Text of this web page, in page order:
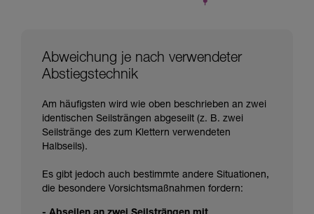
Abweichung je nach verwendeter
Abstiegstechnik
Am häufigsten wird wie oben beschrieben an zwei
identischen Seilsträngen abgeseilt (z. B. zwei
Seilstränge des zum Klettern verwendeten
Halbseils).
Es gibt jedoch auch bestimmte andere Situationen,
die besondere Vorsichtsmaßnahmen fordern: